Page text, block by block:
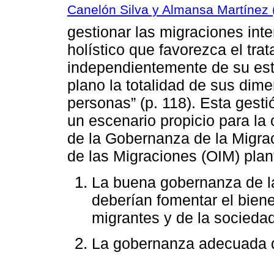
Canelón Silva y Almansa
gestionar las migraciones
holístico que favorezca el
independientemente de su
plano la totalidad de sus
personas” (p. 118). Esta
un escenario propicio para
de la Gobernanza de la
de las Migraciones (OIM)
La buena gobernanza de
deberían fomentar el
migrantes y de la
La gobernanza